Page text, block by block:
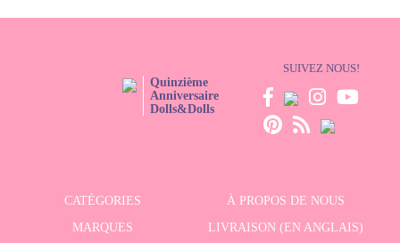
Quinzième
Anniversaire
Dolls&Dolls
SUIVEZ NOUS!
CATÉGORIES
À PROPOS DE NOUS
MARQUES
LIVRAISON (EN ANGLAIS)